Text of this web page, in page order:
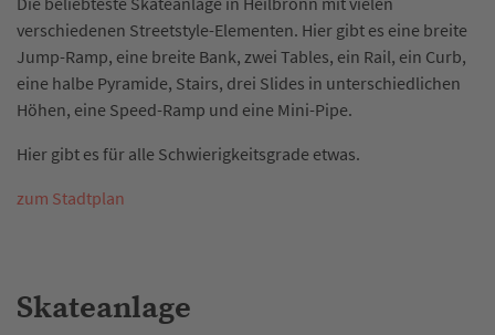
verschiedenen Streetstyle-Elementen. Hier gibt es eine breite
Jump-Ramp, eine breite Bank, zwei Tables, ein Rail, ein Curb,
eine halbe Pyramide, Stairs, drei Slides in unterschiedlichen
Höhen, eine Speed-Ramp und eine Mini-Pipe.
Hier gibt es für alle Schwierigkeitsgrade etwas.
zum Stadtplan
Skateanlage